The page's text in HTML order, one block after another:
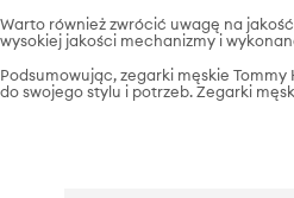
Warto również zwrócić uwagę na
wysokiej jakości mechanizmy i
Podsumowując, zegarki męskie
do swojego stylu i potrzeb. Zegarki